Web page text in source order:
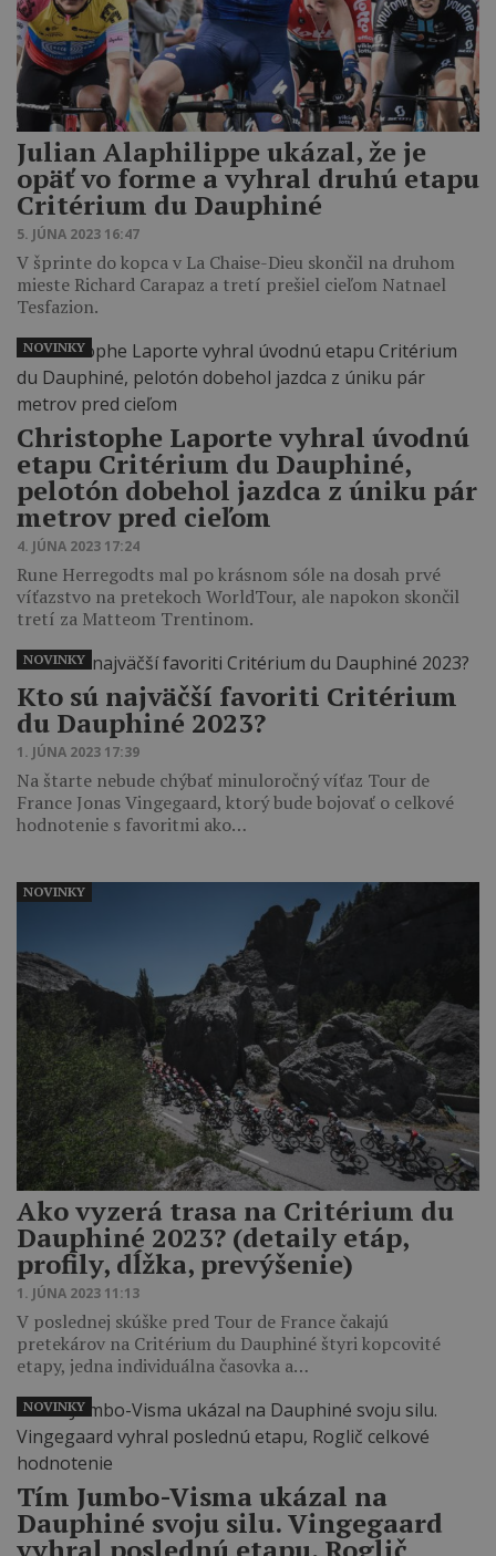
Julian Alaphilippe ukázal, že je
opäť vo forme a vyhral druhú etapu
Critérium du Dauphiné
5. JÚNA 2023 16:47
V šprinte do kopca v La Chaise-Dieu skončil na druhom
mieste Richard Carapaz a tretí prešiel cieľom Natnael
Tesfazion.
Christophe Laporte vyhral úvodnú
etapu Critérium du Dauphiné,
pelotón dobehol jazdca z úniku pár
metrov pred cieľom
4. JÚNA 2023 17:24
Rune Herregodts mal po krásnom sóle na dosah prvé
víťazstvo na pretekoch WorldTour, ale napokon skončil
tretí za Matteom Trentinom.
NOVINKY
Kto sú najväčší favoriti Critérium
du Dauphiné 2023?
1. JÚNA 2023 17:39
Na štarte nebude chýbať minuloročný víťaz Tour de
France Jonas Vingegaard, ktorý bude bojovať o celkové
hodnotenie s favoritmi ako…
NOVINKY
Ako vyzerá trasa na Critérium du
Dauphiné 2023? (detaily etáp,
profily, dĺžka, prevýšenie)
1. JÚNA 2023 11:13
V poslednej skúške pred Tour de France čakajú
pretekárov na Critérium du Dauphiné štyri kopcovité
etapy, jedna individuálna časovka a…
NOVINKY
Tím Jumbo-Visma ukázal na
Dauphiné svoju silu. Vingegaard
NOVINKY